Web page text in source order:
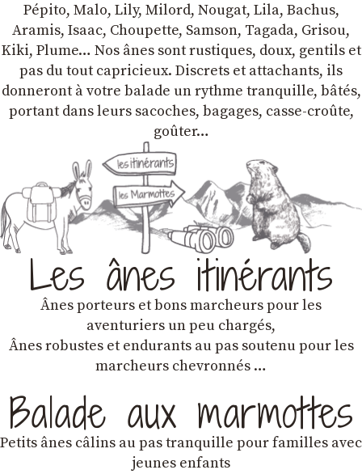
Pépito, Malo, Lily, Milord, Nougat, Lila, Bachus,
Aramis, Isaac, Choupette, Samson, Tagada, Grisou,
Kiki, Plume… Nos ânes sont rustiques, doux, gentils et
pas du tout capricieux. Discrets et attachants, ils
donneront à votre balade un rythme tranquille, bâtés,
portant dans leurs sacoches, bagages, casse-croûte,
goûter…
Les ânes itinérants
Ânes porteurs et bons marcheurs pour les
aventuriers un peu chargés,
Ânes robustes et endurants au pas soutenu pour les
marcheurs chevronnés …
Balade aux marmottes
Petits ânes câlins au pas tranquille pour familles avec
jeunes enfants